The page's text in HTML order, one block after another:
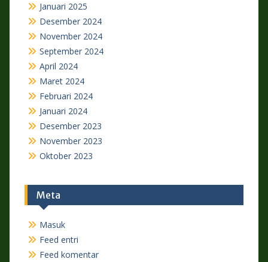
Januari 2025
Desember 2024
November 2024
September 2024
April 2024
Maret 2024
Februari 2024
Januari 2024
Desember 2023
November 2023
Oktober 2023
Meta
Masuk
Feed entri
Feed komentar